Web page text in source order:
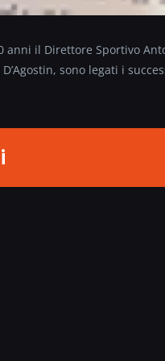
anni il Direttore Sportivo
D’Agostin, sono legati i